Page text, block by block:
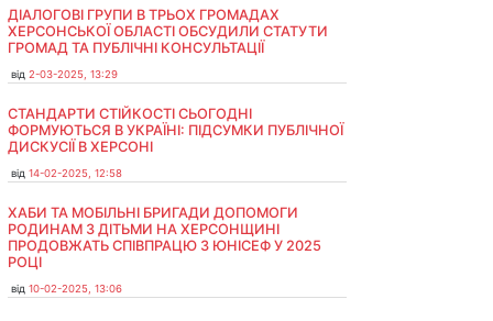
ДІАЛОГОВІ ГРУПИ В ТРЬОХ ГРОМАДАХ
ХЕРСОНСЬКОЇ ОБЛАСТІ ОБСУДИЛИ СТАТУТИ
ГРОМАД ТА ПУБЛІЧНІ КОНСУЛЬТАЦІЇ
від 2-03-2025, 13:29
СТАНДАРТИ СТІЙКОСТІ СЬОГОДНІ
ФОРМУЮТЬСЯ В УКРАЇНІ: ПІДСУМКИ ПУБЛІЧНОЇ
ДИСКУСІЇ В ХЕРСОНІ
від 14-02-2025, 12:58
ХАБИ ТА МОБІЛЬНІ БРИГАДИ ДОПОМОГИ
РОДИНАМ З ДІТЬМИ НА ХЕРСОНЩИНІ
ПРОДОВЖАТЬ СПІВПРАЦЮ З ЮНІСЕФ У 2025
РОЦІ
від 10-02-2025, 13:06